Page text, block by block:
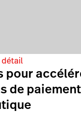
détail
pour
de